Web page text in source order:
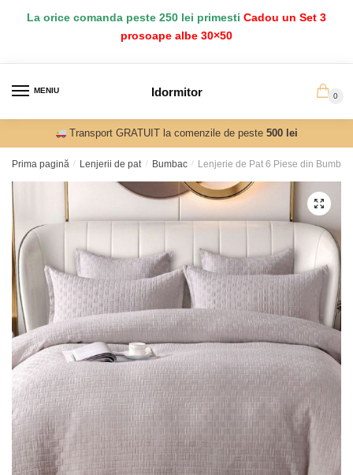
La orice comanda peste 250 lei primesti Cadou un Set 3
prosoape albe 30×50
MENIU Idormitor 0
Transport GRATUIT la comenzile de peste500 lei
Prima pagină / Lenjerii de pat / Bumbac / Lenjerie de Pat 6 Piese din